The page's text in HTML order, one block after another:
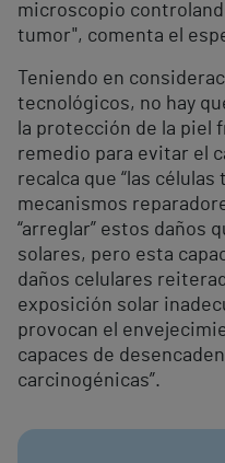
microscopio
tumor", comenta el
Teniendo en
tecnológicos, no hay
la protección de la piel
remedio para evitar el
recalca que “las
mecanismos
“arreglar” estos daños
solares, pero esta
daños celulares
exposición solar
provocan el
capaces de
carcinogénicas”.